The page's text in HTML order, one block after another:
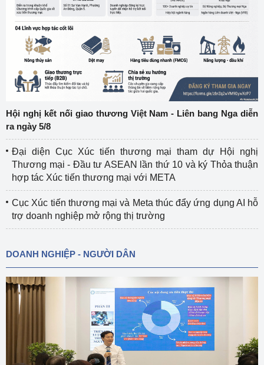
Hội nghị kết nối giao thương Việt Nam - Liên bang Nga diễn
ra ngày 5/8
Đại diện Cục Xúc tiến thương mại tham dự Hội nghị
Thương mại - Đầu tư ASEAN lần thứ 10 và ký Thỏa thuận
hợp tác Xúc tiến thương mại với META
Cục Xúc tiến thương mại và Meta thúc đẩy ứng dụng AI hỗ
trợ doanh nghiệp mở rộng thị trường
DOANH NGHIỆP - NGƯỜI DÂN